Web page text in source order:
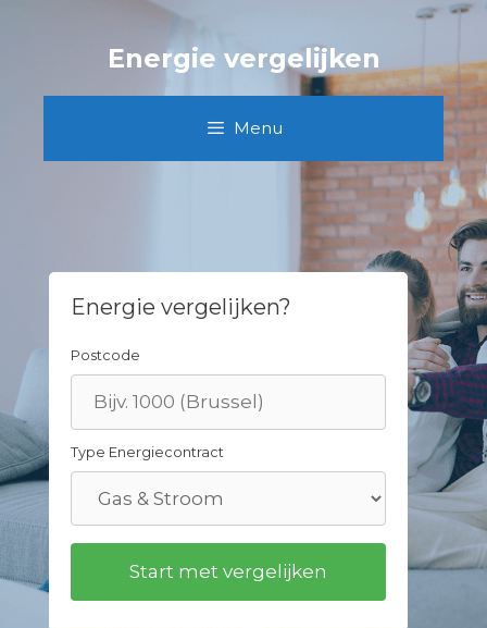
Energie vergelijken
Menu
Energie vergelijken?
Postcode
Type Energiecontract